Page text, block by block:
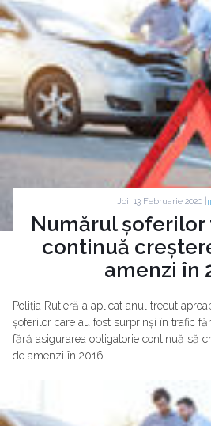
Joi, 13 Februarie 2020 |
Numărul șoferilor
continuă
amenzi în
Poliția Rutieră a aplicat anul trecut
șoferilor care au fost surprinși în trafic
fără asigurarea obligatorie continuă să
de amenzi în 2016.